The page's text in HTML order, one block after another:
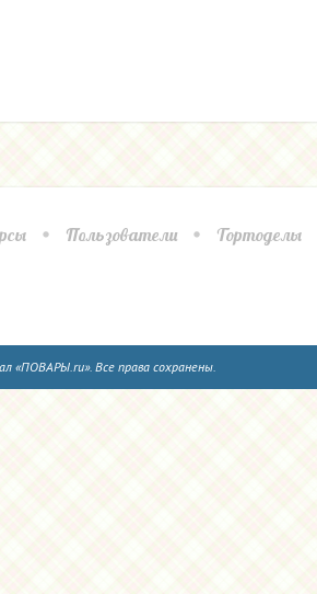
Пользователи Тортоделы
«ПОВАРЫ.ru». Все права сохранены.